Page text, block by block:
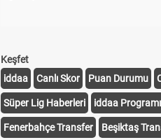
Keşfet
iddaa
Canlı Skor Puan Durumu
Süper Lig Haberleri iddaa Programı
Fenerbahçe Transfer Beşiktaş